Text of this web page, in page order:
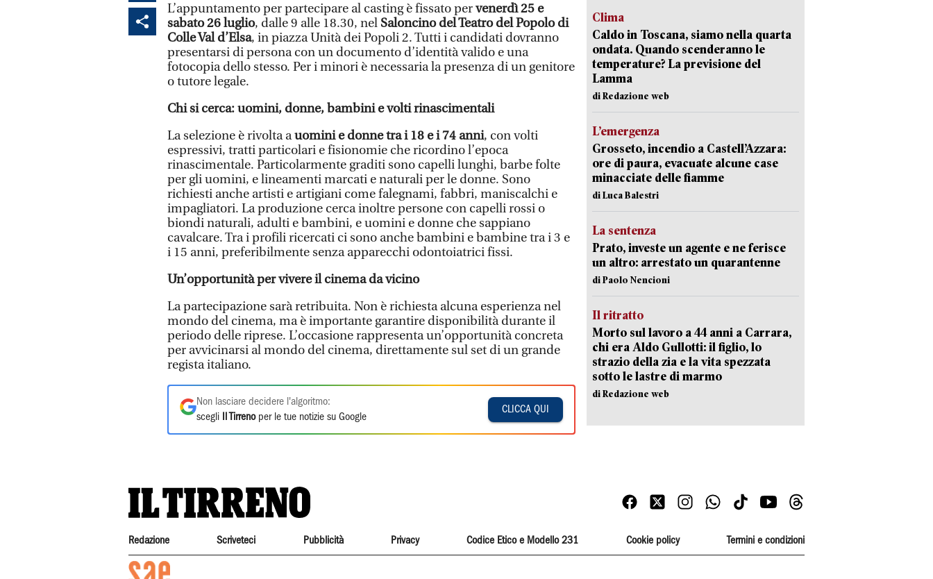
L’appuntamento per partecipare al casting è fissato pervenerdì 25 e
sabato 26 luglio, dalle 9 alle 18.30, nel Saloncino del Teatro del Popolo di
Colle Val d’Elsa, in piazza Unità dei Popoli 2. Tutti i candidati dovranno
presentarsi di persona con un documento d’identità valido e una
fotocopia dello stesso. Per i minori è necessaria la presenza di un genitore
o tutore legale.
Chi si cerca: uomini, donne, bambini e volti rinascimentali
La selezione è rivolta auomini e donne tra i 18 e i 74 anni, con volti
espressivi, tratti particolari e fisionomie che ricordino l’epoca
rinascimentale. Particolarmente graditi sono capelli lunghi, barbe folte
per gli uomini, e lineamenti marcati e naturali per le donne. Sono
richiesti anche artisti e artigiani come falegnami, fabbri, maniscalchi e
impagliatori. La produzione cerca inoltre persone con capelli rossi o
biondi naturali, adulti e bambini, e uomini e donne che sappiano
cavalcare. Tra i profili ricercati ci sono anche bambini e bambine tra i 3 e
i 15 anni, preferibilmente senza apparecchi odontoiatrici fissi.
Un’opportunità per vivere il cinema da vicino
La partecipazione sarà retribuita. Non è richiesta alcuna esperienza nel
mondo del cinema, ma è importante garantire disponibilità durante il
periodo delle riprese. L’occasione rappresenta un’opportunità concreta
per avvicinarsi al mondo del cinema, direttamente sul set di un grande
regista italiano.
Non lasciare decidere l'algoritmo:
scegli
Il Tirrenoper le tue notizie su Google
CLICCA QUI
Clima
Caldo in Toscana, siamo nella quarta
ondata. Quando scenderanno le
temperature? La previsione del
Lamma
di Redazione web
L’emergenza
Grosseto, incendio a Castell’Azzara:
ore di paura, evacuate alcune case
minacciate delle fiamme
di Luca Balestri
La sentenza
Prato, investe un agente e ne ferisce
un altro: arrestato un quarantenne
di Paolo Nencioni
Il ritratto
Morto sul lavoro a 44 anni a Carrara,
chi era Aldo Gullotti: il figlio, lo
strazio della zia e la vita spezzata
sotto le lastre di marmo
di Redazione web
Redazione Scriveteci Pubblicità Privacy Codice Etico e Modello 231 Cookie policy Termini e condizioni